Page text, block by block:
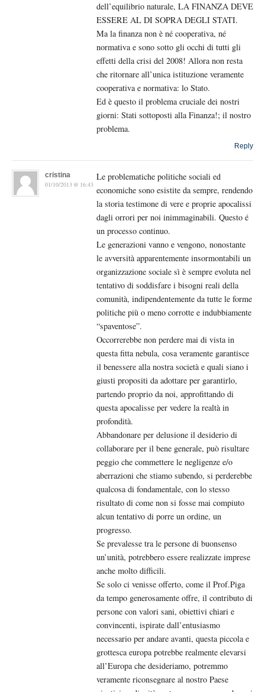
dell’equilibrio naturale, LA FINANZA DEVE
ESSERE AL DI SOPRA DEGLI STATI.
Ma la finanza non è né cooperativa, né
normativa e sono sotto gli occhi di tutti gli
effetti della crisi del 2008! Allora non resta
che ritornare all’unica istituzione veramente
cooperativa e normativa: lo Stato.
Ed è questo il problema cruciale dei nostri
giorni: Stati sottoposti alla Finanza!; il nostro
problema.
Reply
cristina
01/10/2013 @ 16:43
Le problematiche politiche sociali ed
economiche sono esistite da sempre, rendendo
la storia testimone di vere e proprie apocalissi
dagli orrori per noi inimmaginabili. Questo é
un processo continuo.
Le generazioni vanno e vengono, nonostante
le avversità apparentemente insormontabili un
organizzazione sociale sì è sempre evoluta nel
tentativo di soddisfare i bisogni reali della
comunità, indipendentemente da tutte le forme
politiche più o meno corrotte e indubbiamente
“spaventose”.
Occorrerebbe non perdere mai di vista in
questa fitta nebula, cosa veramente garantisce
il benessere alla nostra società e quali siano i
giusti propositi da adottare per garantirlo,
partendo proprio da noi, approfittando di
questa apocalisse per vedere la realtà in
profondità.
Abbandonare per delusione il desiderio di
collaborare per il bene generale, può risultare
peggio che commettere le negligenze e/o
aberrazioni che stiamo subendo, si perderebbe
qualcosa di fondamentale, con lo stesso
risultato di come non si fosse mai compiuto
alcun tentativo di porre un ordine, un
progresso.
Se prevalesse tra le persone di buonsenso
un’unità, potrebbero essere realizzate imprese
anche molto difficili.
Se solo ci venisse offerto, come il Prof.Piga
da tempo generosamente offre, il contributo di
persone con valori sani, obiettivi chiari e
convincenti, ispirate dall’entusiasmo
necessario per andare avanti, questa piccola e
grottesca europa potrebbe realmente elevarsi
all’Europa che desideriamo, potremmo
veramente riconsegnare al nostro Paese